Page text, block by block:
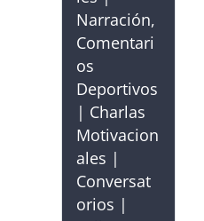
Narración,
Comentari
os
Deportivos
| Charlas
Motivacion
ales |
Conversat
orios |